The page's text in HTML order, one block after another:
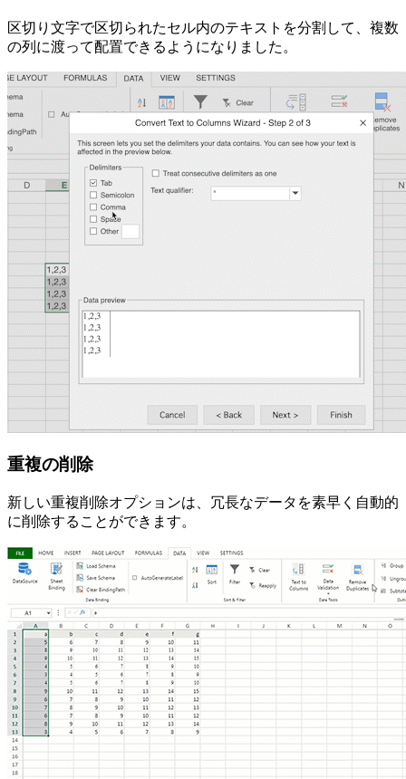
区切り文字で区切られたセル内のテキストを分割して、複数
の列に渡って配置できるようになりました。
重複の削除
新しい重複削除オプションは、冗長なデータを素早く自動的
に削除することができます。